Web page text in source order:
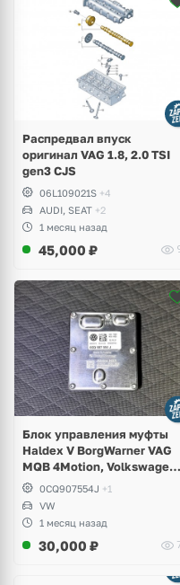
Распредвал впуск
оригинал VAG 1.8, 2.0 TSI
gen3 CJS
06L109021S +4
AUDI, SEAT +2
1 месяц назад
45,000 ₽
Блок управления муфты
Haldex V BorgWarner VAG
MQB 4Motion, Volkswagen
Tiguan
0CQ907554J +1
VW
1 месяц назад
30,000 ₽
2 фото